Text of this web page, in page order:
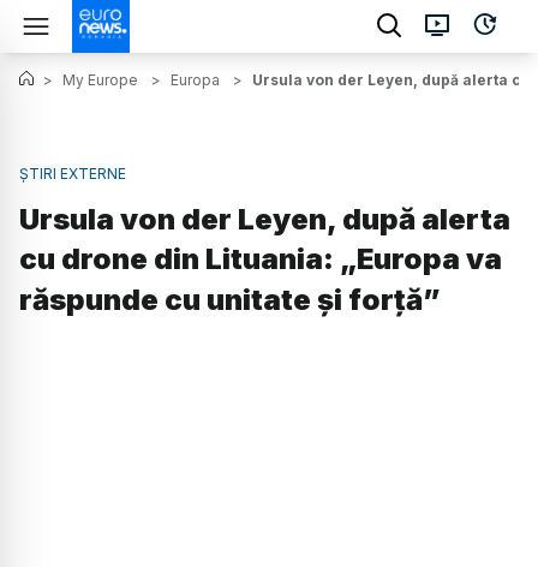
> My Europe > Europa > Ursula von der Leyen, după alerta
ȘTIRI EXTERNE
Ursula von der Leyen, după alerta
cu drone din Lituania: „Europa va
răspunde cu unitate și forță”